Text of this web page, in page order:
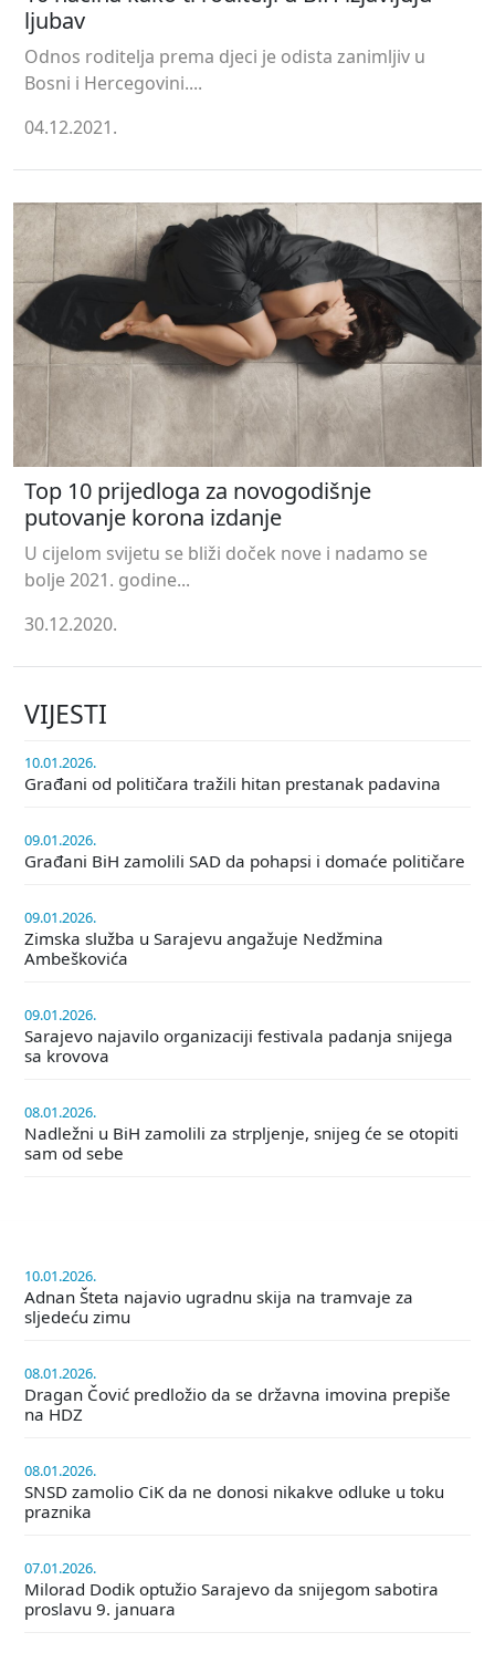
ljubav
Odnos roditelja prema djeci je odista zanimljiv u
Bosni i Hercegovini....
04.12.2021.
Top 10 prijedloga za novogodišnje
putovanje korona izdanje
U cijelom svijetu se bliži doček nove i nadamo se
bolje 2021. godine...
30.12.2020.
VIJESTI
10.01.2026.
Građani od političara tražili hitan prestanak padavina
09.01.2026.
Građani BiH zamolili SAD da pohapsi i domaće političare
09.01.2026.
Zimska služba u Sarajevu angažuje Nedžmina
Ambeškovića
09.01.2026.
Sarajevo najavilo organizaciji festivala padanja snijega
sa krovova
08.01.2026.
Nadležni u BiH zamolili za strpljenje, snijeg će se otopiti
sam od sebe
10.01.2026.
Adnan Šteta najavio ugradnu skija na tramvaje za
sljedeću zimu
08.01.2026.
Dragan Čović predložio da se državna imovina prepiše
na HDZ
08.01.2026.
SNSD zamolio CiK da ne donosi nikakve odluke u toku
praznika
07.01.2026.
Milorad Dodik optužio Sarajevo da snijegom sabotira
proslavu 9. januara